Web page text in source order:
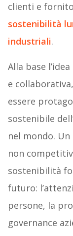
clienti e
sostenibilità
industriali.
Alla base
e
essere
sostenibile
nel mondo.
non
sostenibilità
futuro:
persone, la
governance